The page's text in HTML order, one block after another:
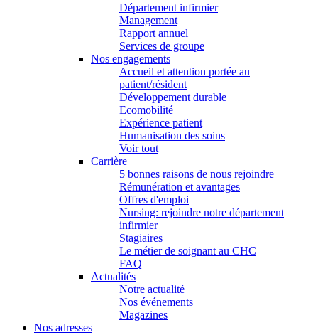
Département infirmier
Management
Rapport annuel
Services de groupe
Nos engagements
Accueil et attention portée au
patient/résident
Développement durable
Ecomobilité
Expérience patient
Humanisation des soins
Voir tout
Carrière
5 bonnes raisons de nous rejoindre
Rémunération et avantages
Offres d'emploi
Nursing: rejoindre notre département
infirmier
Stagiaires
Le métier de soignant au CHC
FAQ
Actualités
Notre actualité
Nos événements
Magazines
Nos adresses